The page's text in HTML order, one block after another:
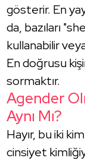
gösterir. En
da, bazıları
kullanabilir
En doğrusu
sormaktır.
Agender
Aynı Mı?
Hayır, bu iki
cinsiyet